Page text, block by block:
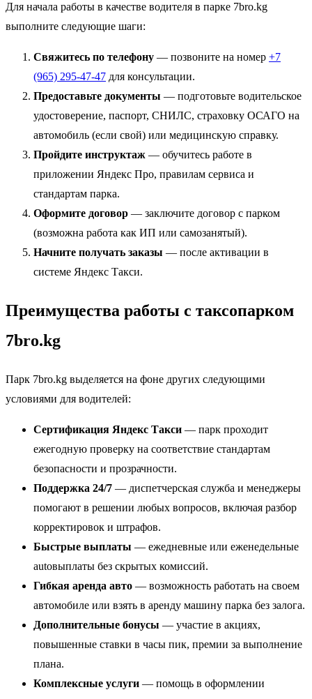
Для начала работы в качестве водителя в парке 7bro.kg
выполните следующие шаги:
Свяжитесь по телефону — позвоните на номер +7
(965) 295-47-47 для консультации.
Предоставьте документы — подготовьте водительское
удостоверение, паспорт, СНИЛС, страховку ОСАГО на
автомобиль (если свой) или медицинскую справку.
Пройдите инструктаж — обучитесь работе в
приложении Яндекс Про, правилам сервиса и
стандартам парка.
Оформите договор — заключите договор с парком
(возможна работа как ИП или самозанятый).
Начните получать заказы — после активации в
системе Яндекс Такси.
Преимущества работы с таксопарком
7bro.kg
Парк 7bro.kg выделяется на фоне других следующими
условиями для водителей:
Сертификация Яндекс Такси — парк проходит
ежегодную проверку на соответствие стандартам
безопасности и прозрачности.
Поддержка 24/7 — диспетчерская служба и менеджеры
помогают в решении любых вопросов, включая разбор
корректировок и штрафов.
Быстрые выплаты — ежедневные или еженедельные
autовыплаты без скрытых комиссий.
Гибкая аренда авто — возможность работать на своем
автомобиле или взять в аренду машину парка без залога.
Дополнительные бонусы — участие в акциях,
повышенные ставки в часы пик, премии за выполнение
плана.
Комплексные услуги — помощь в оформлении